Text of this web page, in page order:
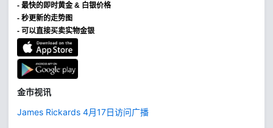
- 最快的即时黄金 & 白银价格
- 秒更新的走势图
- 可以直接买卖实物金银
金市视讯
James Rickards 4月17日访问广播